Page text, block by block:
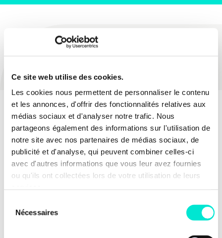
Ce site web utilise des cookies.
Les cookies nous permettent de personnaliser le contenu
et les annonces, d'offrir des fonctionnalités relatives aux
médias sociaux et d'analyser notre trafic. Nous
partageons également des informations sur l'utilisation de
notre site avec nos partenaires de médias sociaux, de
publicité et d'analyse, qui peuvent combiner celles-ci
avec d'autres informations que vous leur avez fournies
ou qu'ils ont collectées lors de votre utilisation de leurs
Nécessaires
PARTAGER